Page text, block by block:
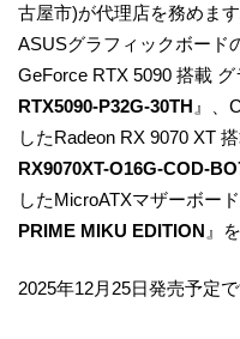
古屋市)が代理店を務めま
ASUSグラフィックボード
GeForce RTX 5090 搭載
RTX5090-P32G-30TH 』、
したRadeon RX 9070 XT
RX9070XT-O16G-COD-
したMicroATXマザーボー
PRIME MIKU EDITION 』
2025年12月25日発売予定で